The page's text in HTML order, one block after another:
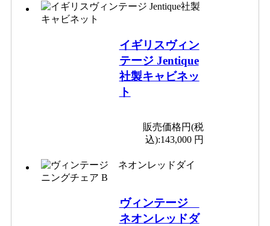
イギリスヴィン
テージ Jentique
社製キャビネッ
ト
販売価格円(税
込):143,000 円
ヴィンテージ
ネオンレッドダ